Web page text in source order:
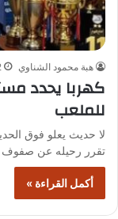
هبة محمود الشناوي 2
كهربا يحدد
للملعب
لا حديث يعلو فوق
تقرر رحيله عن صفوف
أكمل القراءة »